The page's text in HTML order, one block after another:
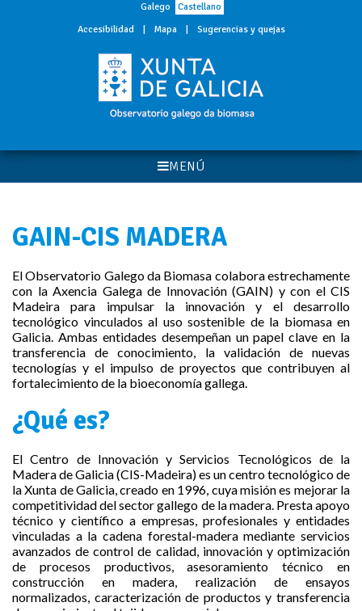
Galego
Castellano
Accesibilidad
Mapa Sugerencias y quejas
MENÚ
GAIN-CIS MADERA
El Observatorio Galego da Biomasa colabora estrechamente
con la Axencia Galega de Innovación (GAIN) y con el CIS
Madeira para impulsar la innovación y el desarrollo
tecnológico vinculados al uso sostenible de la biomasa en
Galicia. Ambas entidades desempeñan un papel clave en la
transferencia de conocimiento, la validación de nuevas
tecnologías y el impulso de proyectos que contribuyen al
fortalecimiento de la bioeconomía gallega.
¿Qué es?
El Centro de Innovación y Servicios Tecnológicos de la
Madera de Galicia (CIS-Madeira) es un centro tecnológico de
la Xunta de Galicia, creado en 1996, cuya misión es mejorar la
competitividad del sector gallego de la madera. Presta apoyo
técnico y científico a empresas, profesionales y entidades
vinculadas a la cadena forestal-madera mediante servicios
avanzados de control de calidad, innovación y optimización
de procesos productivos, asesoramiento técnico en
construcción en madera, realización de ensayos
normalizados, caracterización de productos y transferencia